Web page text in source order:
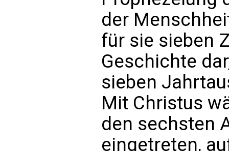
der
für sie sieben
Geschichte
sieben
Mit Christus
den sechsten
eingetreten,